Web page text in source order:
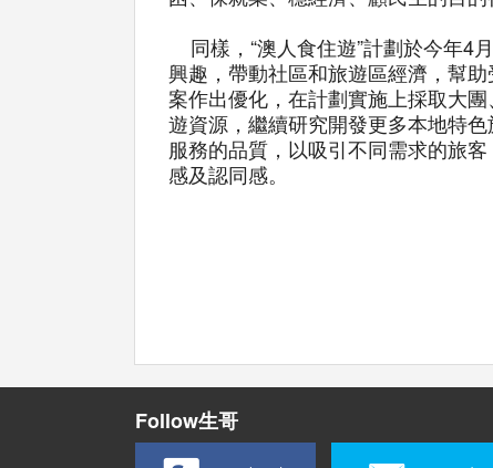
同樣，“澳人食住遊”計劃於今年4
興趣，帶動社區和旅遊區經濟，幫
案作出優化，在計劃實施上採取大
遊資源，繼續研究開發更多本地特
服務的品質，以吸引不同需求的旅
感及認同感。
Follow生哥